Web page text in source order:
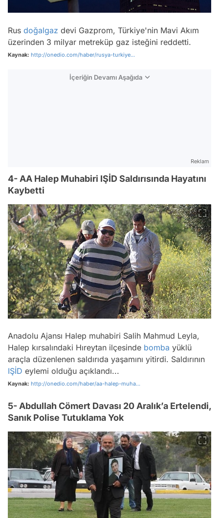
Rus doğalgaz devi Gazprom, Türkiye'nin Mavi Akım
üzerinden 3 milyar metreküp gaz isteğini reddetti.
Kaynak: http://onedio.com/haber/rusya-turkiye...
İçeriğin Devamı Aşağıda
Reklam
4- AA Halep Muhabiri IŞİD Saldırısında Hayatını
Kaybetti
Anadolu Ajansı Halep muhabiri Salih Mahmud Leyla,
Halep kırsalındaki Hıreytan ilçesinde bomba yüklü
araçla düzenlenen saldırıda yaşamını yitirdi. Saldırının
IŞİD eylemi olduğu açıklandı...
Kaynak: http://onedio.com/haber/aa-halep-muha...
5- Abdullah Cömert Davası 20 Aralık’a Ertelendi,
Sanık Polise Tutuklama Yok